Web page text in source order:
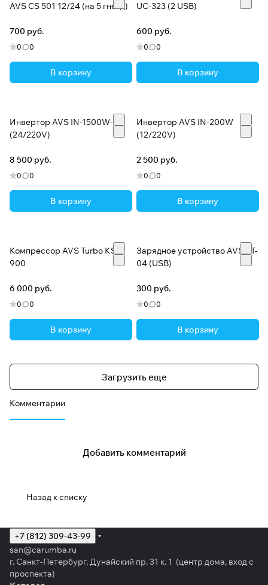
AVS CS 501 12/24 (на 5 гнезд)
700 руб.
0 0
В корзину
UC-323 (2 USB)
600 руб.
0 0
В корзину
Инвертор AVS IN-1500W-24
(24/220V)
8 500 руб.
0 0
В корзину
Инвертор AVS IN-200W
(12/220V)
2 500 руб.
0 0
В корзину
Компрессор AVS Turbo KS
900
6 000 руб.
0 0
В корзину
Зарядное устройство AVS ST-
04 (USB)
300 руб.
0 0
В корзину
Загрузить еще
Комментарии
Добавить комментарий
Назад к списку
+7 (812) 309-43-99
san@carumba.ru
г. Санкт-Петербург, Дунайский пр. 31 к. 1 (центр дома, вход с
проспекта)